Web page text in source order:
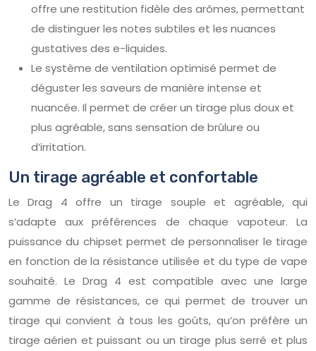
offre une restitution fidèle des arômes, permettant
de distinguer les notes subtiles et les nuances
gustatives des e-liquides.
Le système de ventilation optimisé permet de
déguster les saveurs de manière intense et
nuancée. Il permet de créer un tirage plus doux et
plus agréable, sans sensation de brûlure ou
d’irritation.
Un tirage agréable et confortable
Le Drag 4 offre un tirage souple et agréable, qui
s’adapte aux préférences de chaque vapoteur. La
puissance du chipset permet de personnaliser le tirage
en fonction de la résistance utilisée et du type de vape
souhaité. Le Drag 4 est compatible avec une large
gamme de résistances, ce qui permet de trouver un
tirage qui convient à tous les goûts, qu’on préfère un
tirage aérien et puissant ou un tirage plus serré et plus